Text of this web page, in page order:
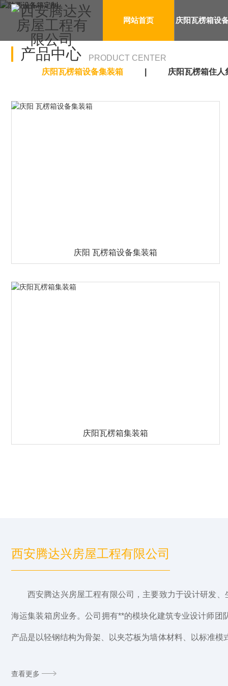
网站首页 庆阳瓦楞箱设
产品中心 PRODUCT CENTER
庆阳瓦楞箱设备集装箱 庆阳瓦楞箱住人
庆阳 瓦楞箱设备集装箱
庆阳瓦楞箱集装箱
西安腾达兴房屋工程有限公司
西安腾达兴房屋工程有限公司，主要致力于设计研发、
海运集装箱房业务。公司拥有**的模块化建筑专业设计师团
产品是以轻钢结构为骨架、以夹芯板为墙体材料、以标准模
实现了临时房屋建筑的通用化、系统化、配套化供应，树立
查看更多